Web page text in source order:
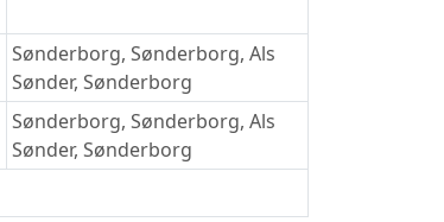
Sønderborg, Sønderborg, Als
Sønder, Sønderborg
Sønderborg, Sønderborg, Als
Sønder, Sønderborg